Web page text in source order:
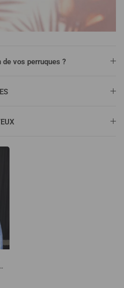
vos perruques ?